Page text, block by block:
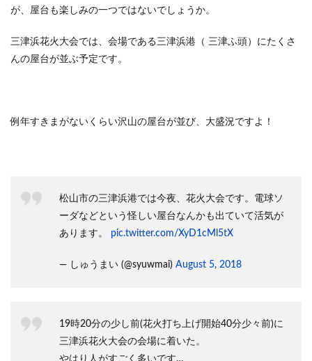
が、屋台も楽しみの一つではないでしょうか。
三津浜花火大会では、会場である三津浜港（ 三津ふ頭）にたくさ
んの屋台が並ぶ予定です。
例年すきまがないくらい沢山の屋台が並び、大盛況ですよ！
松山市の三津浜港では今夜、花火大会です。電球ソ
ーダなどという怪しい屋台なんかも出ていて活気が
あります。 pic.twitter.com/XyD1cMl5tX
— しゅうまい (@syuwmai) August 5, 2018
19時20分の少し前(花火打ち上げ開始40分少々前)に
三津浜花火大会の会場に着いた。
やはり人がすごく多いです…